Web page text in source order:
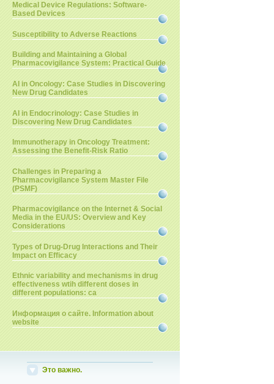
Medical Device Regulations: Software-
Based Devices
Susceptibility to Adverse Reactions
Building and Maintaining a Global
Pharmacovigilance System: Practical Guide
AI in Oncology: Case Studies in Discovering
New Drug Candidates
AI in Endocrinology: Case Studies in
Discovering New Drug Candidates
Immunotherapy in Oncology Treatment:
Assessing the Benefit-Risk Ratio
Challenges in Preparing a
Pharmacovigilance System Master File
(PSMF)
Pharmacovigilance on the Internet & Social
Media in the EU/US: Overview and Key
Considerations
Types of Drug-Drug Interactions and Their
Impact on Efficacy
Ethnic variability and mechanisms in drug
effectiveness wtih different doses in
different populations: ca
Информация о сайте. Information about
website
Это важно.